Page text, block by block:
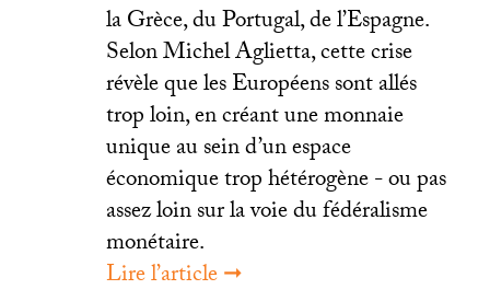
la Grèce, du Portugal, de l’Espagne.
Selon Michel Aglietta, cette crise
révèle que les Européens sont allés
trop loin, en créant une monnaie
unique au sein d’un espace
économique trop hétérogène - ou pas
assez loin sur la voie du fédéralisme
monétaire.
Lire l’article ➞